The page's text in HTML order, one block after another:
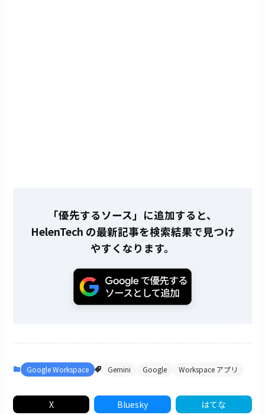
「優先するソース」に追加すると、
HelenTech の最新記事を検索結果で見つけ
やすくなります。
Google Workspace Gemini Google Workspace アプリ
X Bluesky はてな